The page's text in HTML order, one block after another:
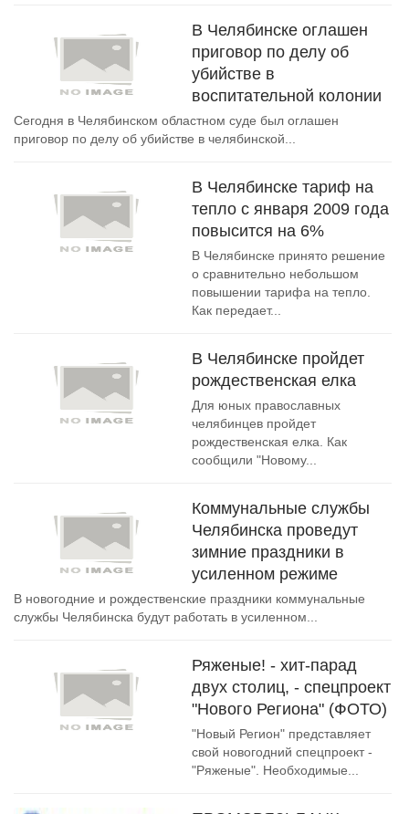
В Челябинске оглашен
приговор по делу об
убийстве в
воспитательной колонии
Сегодня в Челябинском областном суде был оглашен
приговор по делу об убийстве в челябинской...
В Челябинске тариф на
тепло с января 2009 года
повысится на 6%
В Челябинске принято решение
о сравнительно небольшом
повышении тарифа на тепло.
Как передает...
В Челябинске пройдет
рождественская елка
Для юных православных
челябинцев пройдет
рождественская елка. Как
сообщили "Новому...
Коммунальные службы
Челябинска проведут
зимние праздники в
усиленном режиме
В новогодние и рождественские праздники коммунальные
службы Челябинска будут работать в усиленном...
Ряженые! - хит-парад
двух столиц, - спецпроект
"Нового Региона" (ФОТО)
"Новый Регион" представляет
свой новогодний спецпроект -
"Ряженые". Необходимые...